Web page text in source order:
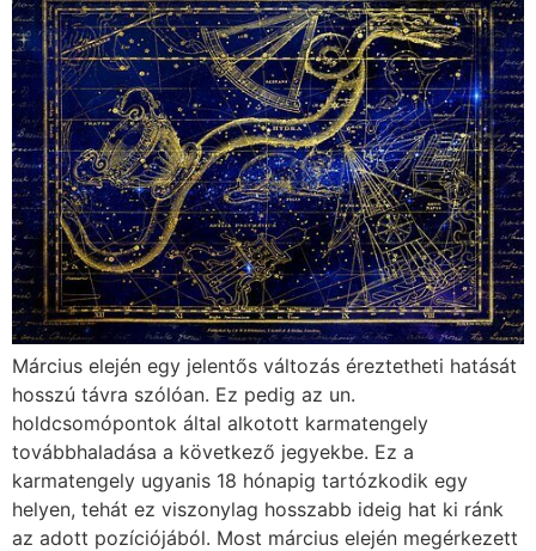
Március elején egy jelentős változás éreztetheti hatását
hosszú távra szólóan. Ez pedig az un.
holdcsomópontok által alkotott karmatengely
továbbhaladása a következő jegyekbe. Ez a
karmatengely ugyanis 18 hónapig tartózkodik egy
helyen, tehát ez viszonylag hosszabb ideig hat ki ránk
az adott pozíciójából. Most március elején megérkezett